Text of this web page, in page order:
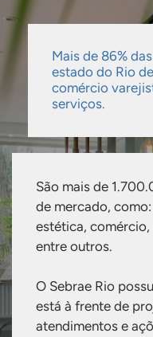
Mais de 86%
estado do Rio
comércio
serviços.
São mais de
de mercado,
estética, comércio,
entre outros.
O Sebrae Rio
está à frente de
atendimentos e